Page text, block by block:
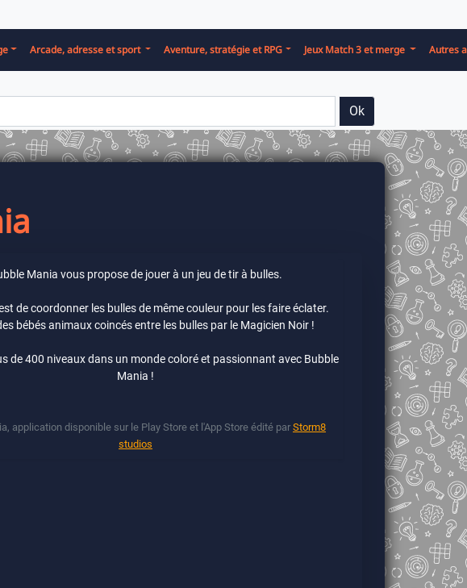
Arcade, adresse et sport Aventure, stratégie et RPG Jeux Match 3 et merge Autres
Ok
Mania vous propose de jouer à un jeu de tir à bulles.
de coordonner les bulles de même couleur pour les faire éclater.
bébés animaux coincés entre les bulles par le Magicien Noir !
de 400 niveaux dans un monde coloré et passionnant avec Bubble
Mania !
application disponible sur le Play Store et l'App Store édité par Storm8
studios